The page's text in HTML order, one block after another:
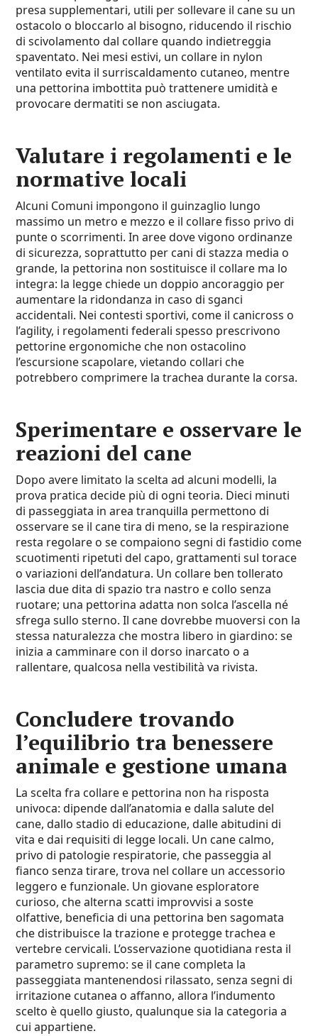
presa supplementari, utili per sollevare il cane su un
ostacolo o bloccarlo al bisogno, riducendo il rischio
di scivolamento dal collare quando indietreggia
spaventato. Nei mesi estivi, un collare in nylon
ventilato evita il surriscaldamento cutaneo, mentre
una pettorina imbottita può trattenere umidità e
provocare dermatiti se non asciugata.
Valutare i regolamenti e le
normative locali
Alcuni Comuni impongono il guinzaglio lungo
massimo un metro e mezzo e il collare fisso privo di
punte o scorrimenti. In aree dove vigono ordinanze
di sicurezza, soprattutto per cani di stazza media o
grande, la pettorina non sostituisce il collare ma lo
integra: la legge chiede un doppio ancoraggio per
aumentare la ridondanza in caso di sganci
accidentali. Nei contesti sportivi, come il canicross o
l’agility, i regolamenti federali spesso prescrivono
pettorine ergonomiche che non ostacolino
l’escursione scapolare, vietando collari che
potrebbero comprimere la trachea durante la corsa.
Sperimentare e osservare le
reazioni del cane
Dopo avere limitato la scelta ad alcuni modelli, la
prova pratica decide più di ogni teoria. Dieci minuti
di passeggiata in area tranquilla permettono di
osservare se il cane tira di meno, se la respirazione
resta regolare o se compaiono segni di fastidio come
scuotimenti ripetuti del capo, grattamenti sul torace
o variazioni dell’andatura. Un collare ben tollerato
lascia due dita di spazio tra nastro e collo senza
ruotare; una pettorina adatta non solca l’ascella né
sfrega sullo sterno. Il cane dovrebbe muoversi con la
stessa naturalezza che mostra libero in giardino: se
inizia a camminare con il dorso inarcato o a
rallentare, qualcosa nella vestibilità va rivista.
Concludere trovando
l’equilibrio tra benessere
animale e gestione umana
La scelta fra collare e pettorina non ha risposta
univoca: dipende dall’anatomia e dalla salute del
cane, dallo stadio di educazione, dalle abitudini di
vita e dai requisiti di legge locali. Un cane calmo,
privo di patologie respiratorie, che passeggia al
fianco senza tirare, trova nel collare un accessorio
leggero e funzionale. Un giovane esploratore
curioso, che alterna scatti improvvisi a soste
olfattive, beneficia di una pettorina ben sagomata
che distribuisce la trazione e protegge trachea e
vertebre cervicali. L’osservazione quotidiana resta il
parametro supremo: se il cane completa la
passeggiata mantenendosi rilassato, senza segni di
irritazione cutanea o affanno, allora l’indumento
scelto è quello giusto, qualunque sia la categoria a
cui appartiene.